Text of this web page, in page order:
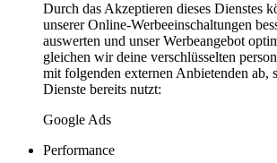
Durch das Akzeptieren dieses Dienstes
unserer Online-Werbeeinschaltungen
auswerten und unser Werbeangebot
gleichen wir deine verschlüsselten
mit folgenden externen Anbietenden ab,
Dienste bereits nutzt:
Google Ads
Performance